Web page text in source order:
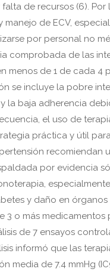
de recursos (6). Por
de ECV,
por personal no
comprobada de las
menos de 1 de cada 4
se incluye la pobre
la baja adherencia
el uso de
práctica y útil
recomiendan
por evidencia
y daño en órganos
3 o más medicamentos
de 7 ensayos
informó que las
de 7.4 mmHg